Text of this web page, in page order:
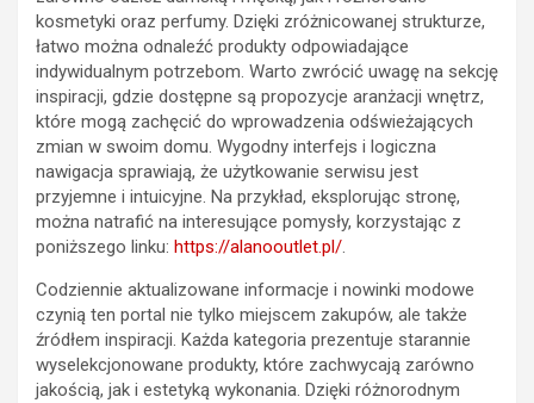
kosmetyki oraz perfumy. Dzięki zróżnicowanej strukturze,
łatwo można odnaleźć produkty odpowiadające
indywidualnym potrzebom. Warto zwrócić uwagę na sekcję
inspiracji, gdzie dostępne są propozycje aranżacji wnętrz,
które mogą zachęcić do wprowadzenia odświeżających
zmian w swoim domu. Wygodny interfejs i logiczna
nawigacja sprawiają, że użytkowanie serwisu jest
przyjemne i intuicyjne. Na przykład, eksplorując stronę,
można natrafić na interesujące pomysły, korzystając z
poniższego linku: https://alanooutlet.pl/.
Codziennie aktualizowane informacje i nowinki modowe
czynią ten portal nie tylko miejscem zakupów, ale także
źródłem inspiracji. Każda kategoria prezentuje starannie
wyselekcjonowane produkty, które zachwycają zarówno
jakością, jak i estetyką wykonania. Dzięki różnorodnym